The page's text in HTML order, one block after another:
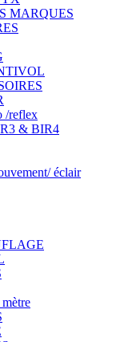
MARQUES
/reflex
& BIR4
éclair